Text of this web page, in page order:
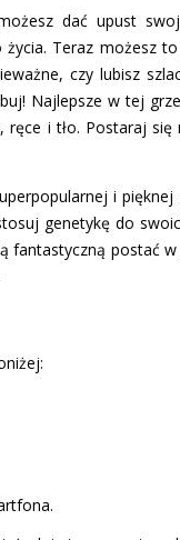
dać upust
Teraz możesz
czy lubisz
Najlepsze w tej
i tło. Postaraj
i
genetykę do
fantastyczną postać